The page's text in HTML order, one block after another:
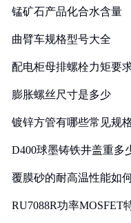
锰矿石产品化合水含量
曲臂车规格型号大全
配电柜母排螺栓力矩要
膨胀螺丝尺寸是多少
镀锌方管有哪些常见规
D400球墨铸铁井盖重多
覆膜砂的耐高温性能如
RU7088R功率MOSFET